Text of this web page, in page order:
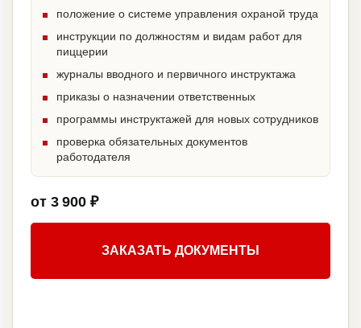
положение о системе управления охраной труда
инструкции по должностям и видам работ для
пиццерии
журналы вводного и первичного инструктажа
приказы о назначении ответственных
программы инструктажей для новых сотрудников
проверка обязательных документов
работодателя
от 3 900 ₽
ЗАКАЗАТЬ ДОКУМЕНТЫ